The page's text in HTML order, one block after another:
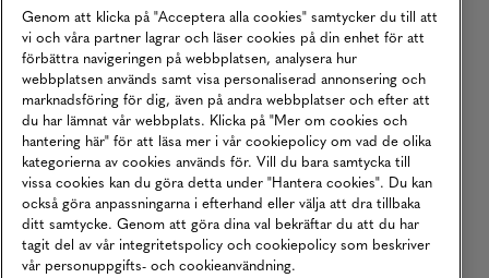
Köpvillkor
Karriär
Vårt Ansvar
Våra Tjänster
Press
Studentrabatt
B2B
Tillgänglighetsredogörelse
Genom att klicka på "Acceptera alla cookies" samtycker du till att
vi och våra partner lagrar och läser cookies på din enhet för att
förbättra navigeringen på webbplatsen, analysera hur
webbplatsen används samt visa personaliserad annonsering och
marknadsföring för dig, även på andra webbplatser och efter att
du har lämnat vår webbplats. Klicka på "Mer om cookies och
hantering här" för att läsa mer i vår cookiepolicy om vad de olika
kategorierna av cookies används för. Vill du bara samtycka till
vissa cookies kan du göra detta under "Hantera cookies". Du kan
också göra anpassningarna i efterhand eller välja att dra tillbaka
ditt samtycke. Genom att göra dina val bekräftar du att du har
tagit del av vår integritetspolicy och cookiepolicy som beskriver
vår personuppgifts- och cookieanvändning.